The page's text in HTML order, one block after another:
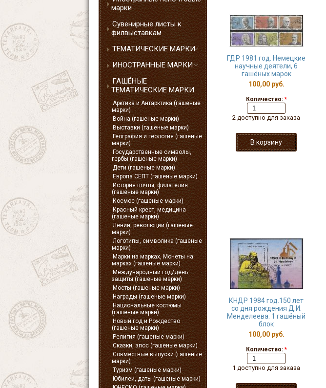
марки
Сувенирные листы к
филвыставкам
ТЕМАТИЧЕСКИЕ МАРКИ
ИНОСТРАННЫЕ МАРКИ
ГАШЁНЫЕ
ТЕМАТИЧЕСКИЕ МАРКИ
Арктика и Антарктика (гашеные
марки)
Война (гашеные марки)
Выставки (гашеные марки)
География и геология (гашеные
марки)
Государственные символы,
гербы (гашеные марки)
Дети (гашеные марки)
Европа СЕПТ (гашеные марки)
История почты, филателия
(гашеные марки)
Космос (гашеные марки)
Красный крест, медицина
(гашеные марки)
Ленин, революции (гашеные
марки)
Логотипы, символика (гашеные
марки)
Марки на марках, Монеты на
марках (гашеные марки)
Международный год/день
защиты (гашеные марки)
Мосты (гашеные марки)
Награды (гашеные марки)
Национальные костюмы
(гашеные марки)
Новый год и Рождество
(гашеные марки)
Религия (гашеные марки)
Сказки, эпос (гашеные марки)
Совместные выпуски (гашеные
марки)
Туризм (гашеные марки)
Юбилеи, даты (гашеные марки)
ГДР 1981 год. Немецкие
научные деятели, 6
гашёных марок
100,00 руб.
Количество: *
2 доступно для заказа
КНДР 1984 год.150 лет
со дня рождения Д.И.
Менделеева. 1 гашёный
блок
100,00 руб.
Количество: *
1 доступно для заказа